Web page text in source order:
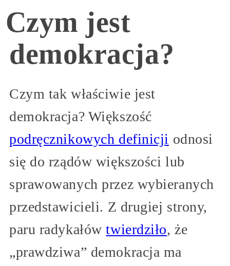
Czym jest
demokracja?
Czym tak właściwie jest
demokracja? Większość
podręcznikowych definicji odnosi
się do rządów większości lub
sprawowanych przez wybieranych
przedstawicieli. Z drugiej strony,
paru radykałówtwierdziło, że
„prawdziwa” demokracja ma